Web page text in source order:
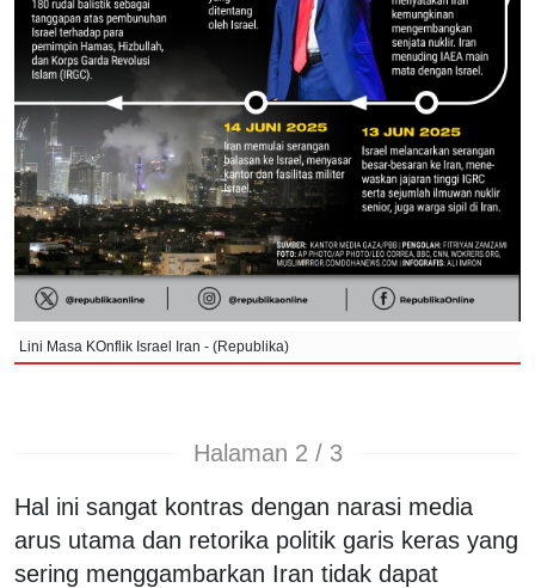
Lini Masa KOnflik Israel Iran - (Republika)
Halaman 2 / 3
Hal ini sangat kontras dengan narasi media
arus utama dan retorika politik garis keras yang
sering menggambarkan Iran tidak dapat